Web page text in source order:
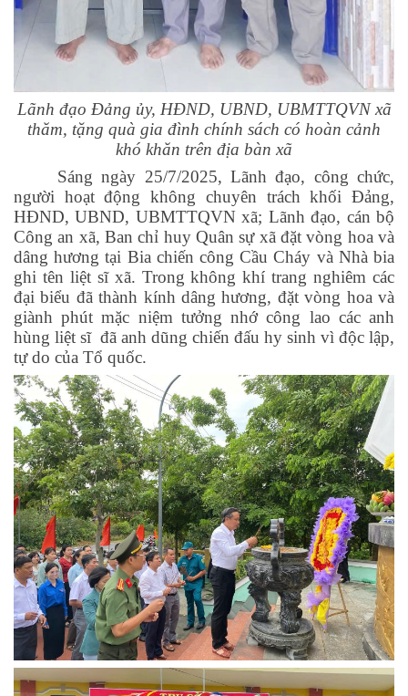
Lãnh đạo Đảng ủy, HĐND, UBND, UBMTTQVN xã
thăm, tặng quà gia đình chính sách có hoàn cảnh
khó khăn trên địa bàn xã
Sáng ngày 25/7/2025, Lãnh đạo, công chức,
người hoạt động không chuyên trách khối Đảng,
HĐND, UBND, UBMTTQVN xã; Lãnh đạo, cán bộ
Công an xã, Ban chỉ huy Quân sự xã đặt vòng hoa và
dâng hương tại Bia chiến công Cầu Cháy và Nhà bia
ghi tên liệt sĩ xã. Trong không khí trang nghiêm các
đại biểu đã thành kính dâng hương, đặt vòng hoa và
giành phút mặc niệm tưởng nhớ công lao các anh
hùng liệt sĩ đã anh dũng chiến đấu hy sinh vì độc lập,
tự do của Tổ quốc.